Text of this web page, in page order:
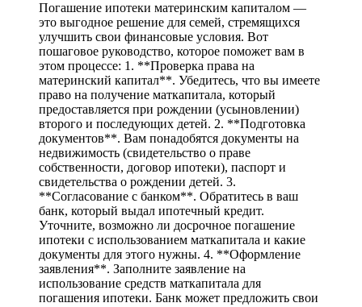
Погашение ипотеки материнским капиталом —
это выгодное решение для семей, стремящихся
улучшить свои финансовые условия. Вот
пошаговое руководство, которое поможет вам в
этом процессе: 1. **Проверка права на
материнский капитал**. Убедитесь, что вы имеете
право на получение маткапитала, который
предоставляется при рождении (усыновлении)
второго и последующих детей. 2. **Подготовка
документов**. Вам понадобятся документы на
недвижимость (свидетельство о праве
собственности, договор ипотеки), паспорт и
свидетельства о рождении детей. 3.
**Согласование с банком**. Обратитесь в ваш
банк, который выдал ипотечный кредит.
Уточните, возможно ли досрочное погашение
ипотеки с использованием маткапитала и какие
документы для этого нужны. 4. **Оформление
заявления**. Заполните заявление на
использование средств маткапитала для
погашения ипотеки. Банк может предложить свои